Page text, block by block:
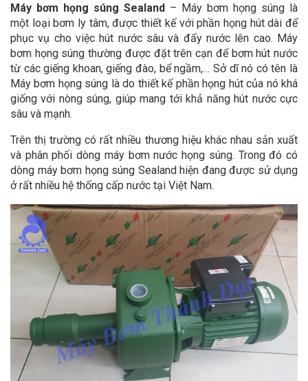
Máy bơm họng súng Sealand – Máy bơm họng súng là
một loại bơm ly tâm, được thiết kế với phần họng hút dài để
phục vụ cho việc hút nước sâu và đẩy nước lên cao. Máy
bơm họng súng thường được đặt trên cạn để bơm hút nước
từ các giếng khoan, giếng đào, bể ngầm,… Sở dĩ nó có tên là
Máy bơm họng súng là do thiết kế phần họng hút của nó khá
giống với nòng súng, giúp mang tới khả năng hút nước cực
sâu và mạnh.
Trên thị trường có rất nhiều thương hiệu khác nhau sản xuất
và phân phối dòng máy bơm nước họng súng. Trong đó có
dòng máy bơm họng súng Sealand hiện đang được sử dụng
ở rất nhiều hệ thống cấp nước tại Việt Nam.